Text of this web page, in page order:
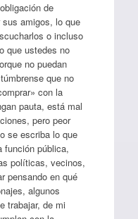
de
amigos, lo que
o incluso
que ustedes no
no puedan
que no
con la
pauta, está mal
pero peor
se escriba lo que
función pública,
políticas, vecinos,
pensando en qué
algunos
trabajar, de mi